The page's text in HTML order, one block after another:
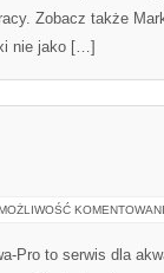
Zobacz także
nie jako […]
Pro to serwis dla